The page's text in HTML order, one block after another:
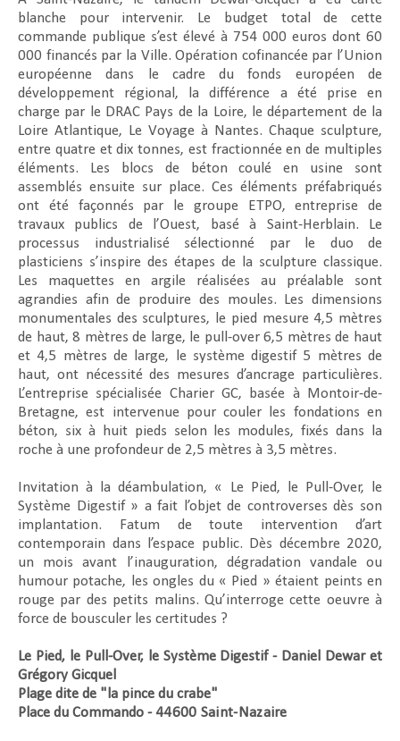
blanche pour intervenir. Le budget total de cette
commande publique s’est élevé à 754 000 euros dont 60
000 financés par la Ville. Opération cofinancée par l’Union
européenne dans le cadre du fonds européen de
développement régional, la différence a été prise en
charge par le DRAC Pays de la Loire, le département de la
Loire Atlantique, Le Voyage à Nantes. Chaque sculpture,
entre quatre et dix tonnes, est fractionnée en de multiples
éléments. Les blocs de béton coulé en usine sont
assemblés ensuite sur place. Ces éléments préfabriqués
ont été façonnés par le groupe ETPO, entreprise de
travaux publics de l’Ouest, basé à Saint-Herblain. Le
processus industrialisé sélectionné par le duo de
plasticiens s’inspire des étapes de la sculpture classique.
Les maquettes en argile réalisées au préalable sont
agrandies afin de produire des moules. Les dimensions
monumentales des sculptures, le pied mesure 4,5 mètres
de haut, 8 mètres de large, le pull-over 6,5 mètres de haut
et 4,5 mètres de large, le système digestif 5 mètres de
haut, ont nécessité des mesures d’ancrage particulières.
L’entreprise spécialisée Charier GC, basée à Montoir-de-
Bretagne, est intervenue pour couler les fondations en
béton, six à huit pieds selon les modules, fixés dans la
roche à une profondeur de 2,5 mètres à 3,5 mètres.
Invitation à la déambulation, « Le Pied, le Pull-Over, le
Système Digestif » a fait l’objet de controverses dès son
implantation. Fatum de toute intervention d’art
contemporain dans l’espace public. Dès décembre 2020,
un mois avant l’inauguration, dégradation vandale ou
humour potache, les ongles du « Pied » étaient peints en
rouge par des petits malins. Qu’interroge cette oeuvre à
force de bousculer les certitudes ?
Le Pied, le Pull-Over, le Système Digestif - Daniel Dewar et
Grégory Gicquel
Plage dite de "la pince du crabe"
Place du Commando - 44600 Saint-Nazaire